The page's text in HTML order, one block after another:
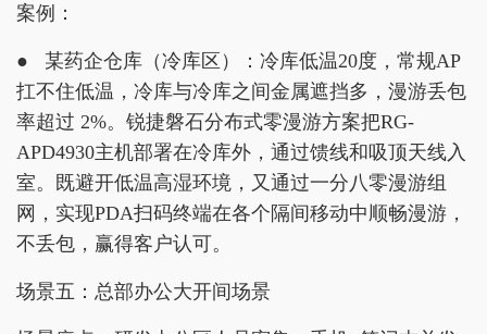
案例：
● 某药企仓库（冷库区）：冷库低温20度，常规AP
扛不住低温，冷库与冷库之间金属遮挡多，漫游丢包
率超过 2%。锐捷磐石分布式零漫游方案把RG-
APD4930主机部署在冷库外，通过馈线和吸顶天线入
室。既避开低温高湿环境，又通过一分八零漫游组
网，实现PDA扫码终端在各个隔间移动中顺畅漫游，
不丢包，赢得客户认可。
场景五：总部办公大开间场景